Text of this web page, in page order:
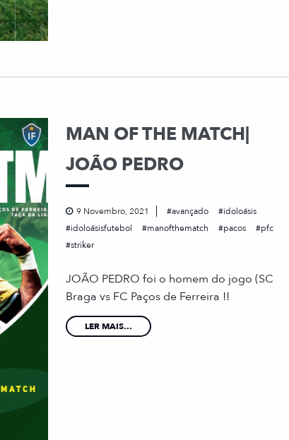
MAN OF THE MATCH|
JOÃO PEDRO
9 Novembro, 2021 avançado
idoloásis
idoloásisfutebol
manofthematch pacos
pfc
striker
JOÃO PEDRO foi o homem do jogo (SC
Braga vs FC Paços de Ferreira !!
LER MAIS...